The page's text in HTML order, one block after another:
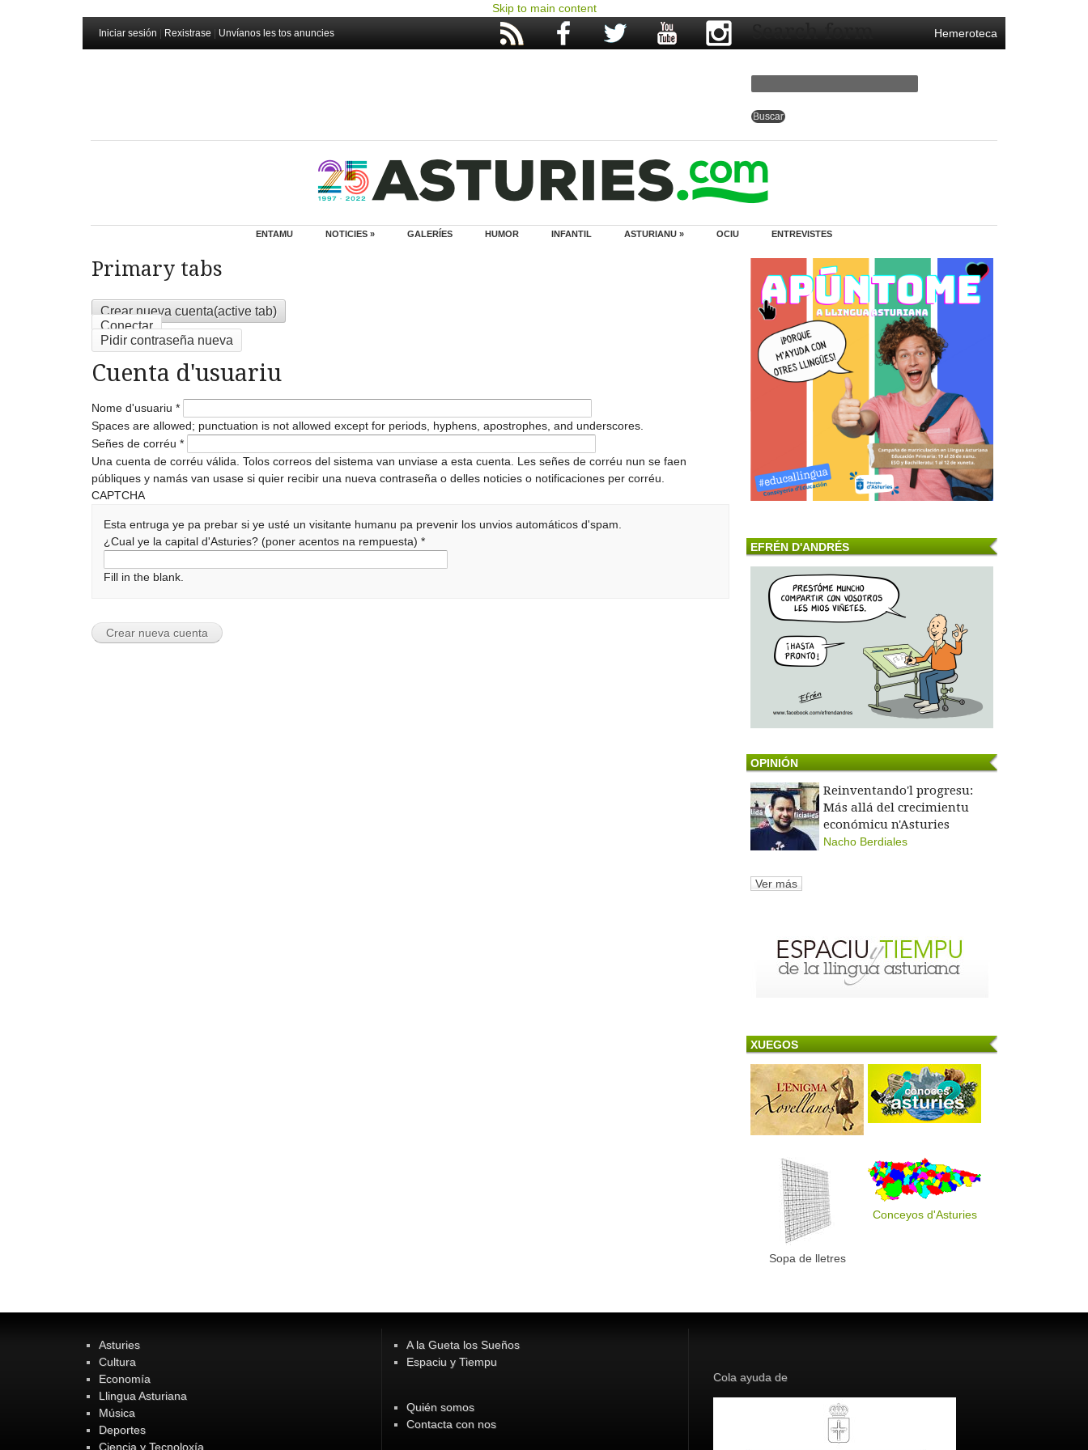
Skip to main content
Iniciar sesión Rexistrase Unvíanos les tos anuncies Hemeroteca
Search form
ENTAMU NOTICIES » GALERÍES HUMOR INFANTIL ASTURIANU » OCIU ENTREVISTES
Primary tabs
Crear nueva cuenta(active tab)
Conectar
Pidir contraseña nueva
Cuenta d'usuariu
Nome d'usuariu *
Spaces are allowed; punctuation is not allowed except for periods, hyphens, apostrophes, and underscores.
Señes de corréu *
Una cuenta de corréu válida. Tolos correos del sistema van unviase a esta cuenta. Les señes de corréu nun se faen
públiques y namás van usase si quier recibir una nueva contraseña o delles noticies o notificaciones per corréu.
CAPTCHA
Esta entruga ye pa prebar si ye usté un visitante humanu pa prevenir los unvios automáticos d'spam.
¿Cual ye la capital d'Asturies? (poner acentos na rempuesta)*
Fill in the blank.
EFRÉN D'ANDRÉS
OPINIÓN
Reinventando'l progresu:
Más allá del crecimientu
económicu n'Asturies
Nacho Berdiales
Ver más
XUEGOS
Sopa de lletres
Conceyos d'Asturies
Asturies
Cultura
Economía
Llingua Asturiana
Música
Deportes
Ciencia y Tecnoloxía
A la Gueta los Sueños
Espaciu y Tiempu
Quién somos
Contacta con nos
Cola ayuda de